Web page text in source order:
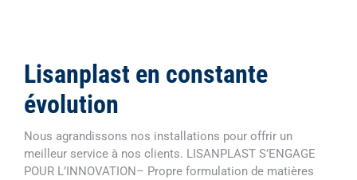
Lisanplast en constante
évolution
Nous agrandissons nos installations pour offrir un
meilleur service à nos clients. LISANPLAST S’ENGAGE
POUR L’INNOVATION– Propre formulation de matières